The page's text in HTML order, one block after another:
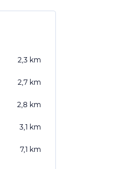
2,3 km
2,7 km
2,8 km
3,1 km
7,1 km